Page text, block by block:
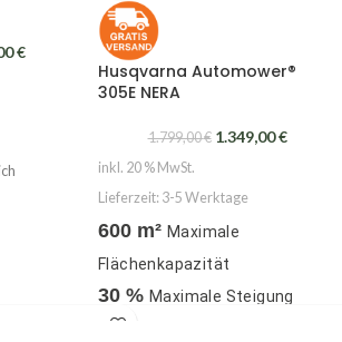
€
Husqvarna Automower®
305E NERA
1.799,00€ 1.349,00€
inkl. 20 % MwSt.
Lieferzeit: 3-5 Werktage
600 m² Maximale
Flächenkapazität
30 % Maximale Steigung